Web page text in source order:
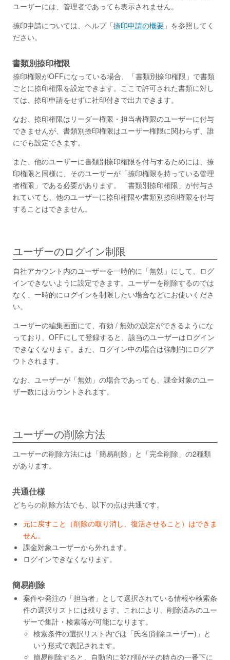
ユーザーには、管理者であっても表示されません。
捺印申請については、ヘルプ「捺印申請の概要 」を参照してく
ださい。
書類別捺印権限
捺印権限がOFFになっている場合、「書類別捺印権限」で書類
ごとに捺印権限を設定できます。ここで許可された書類に対し
ては、捺印申請をせずに社印付きで出力できます。
なお、捺印権限はリーダー権限・担当者権限のユーザーに付与
できませんが、書類別捺印権限はユーザー権限に関わらず、誰
にでも設定できます。
また、他のユーザーに書類別捺印権限を付与するためには、捺
印権限と同様に、そのユーザーが「捺印権限を持っている管理
者権限」である必要があります。「書類別捺印権限」が付与さ
れていても、他のユーザーに捺印権限や書類別捺印権限を付与
することはできません。
ユーザーのログイン制限
自社アカウント内のユーザーを一時的に「無効」にして、ログ
インできないように設定できます。ユーザーを削除するのでは
なく、一時的にログインを制限したい場合などにお使いくださ
い。
ユーザーの編集画面にて、有効 / 無効の設定ができるようにな
っており、OFFにして登録すると、該当のユーザーはログイン
できなくなります。また、ログイン中の場合は強制的にログア
ウトされます。
なお、ユーザーが「無効」の場合であっても、課金対象のユー
ザー数にはカウントされます。
ユーザーの削除方法
ユーザーの削除方法には「簡易削除」と「完全削除」の2種類
があります。
共通仕様
どちらの削除方法でも、以下の点は共通です。
元に戻すこと（削除の取り消し、復活させること）はできま
せん。
課金対象ユーザーから外れます。
ログインできなくなります。
簡易削除
案件や発注の「担当者」として選択されている情報や検索条
件の選択リストには残ります。これにより、削除済みのユー
ザーで集計・検索等が可能になります。
検索条件の選択リスト内では「氏名(削除ユーザー)」と
いう形式で表記されます。
簡易削除すると、自動的に並び順がその時点の一番下に